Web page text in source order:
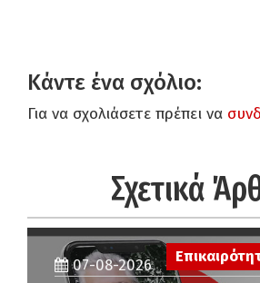
Κάντε ένα σχόλιο:
Για να σχολιάσετε πρέπει να
Σχετικά
07-08-2026